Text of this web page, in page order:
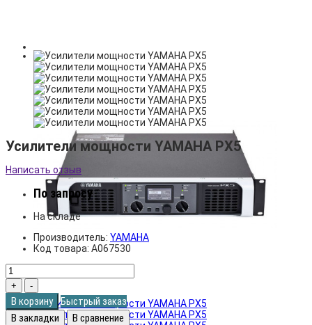
Усилители мощности YAMAHA PX5
Написать отзыв
По запросу
На складе
Производитель: YAMAHA
Код товара: A067530
В корзину
Быстрый заказ
В закладки
В сравнение